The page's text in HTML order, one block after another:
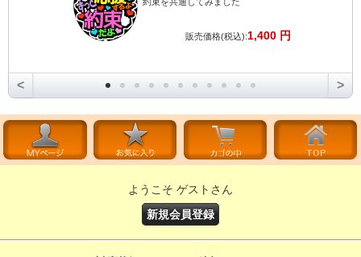
販売価格(税込):1,400 円
< >
ようこそ ゲストさん
新規会員登録